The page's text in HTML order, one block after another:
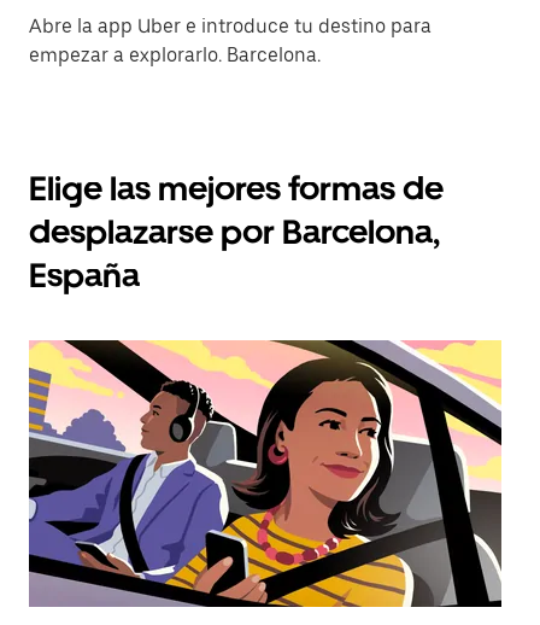
Abre la app Uber e introduce tu destino para
empezar a explorarlo. Barcelona.
Elige las mejores formas de
desplazarse por Barcelona,
España